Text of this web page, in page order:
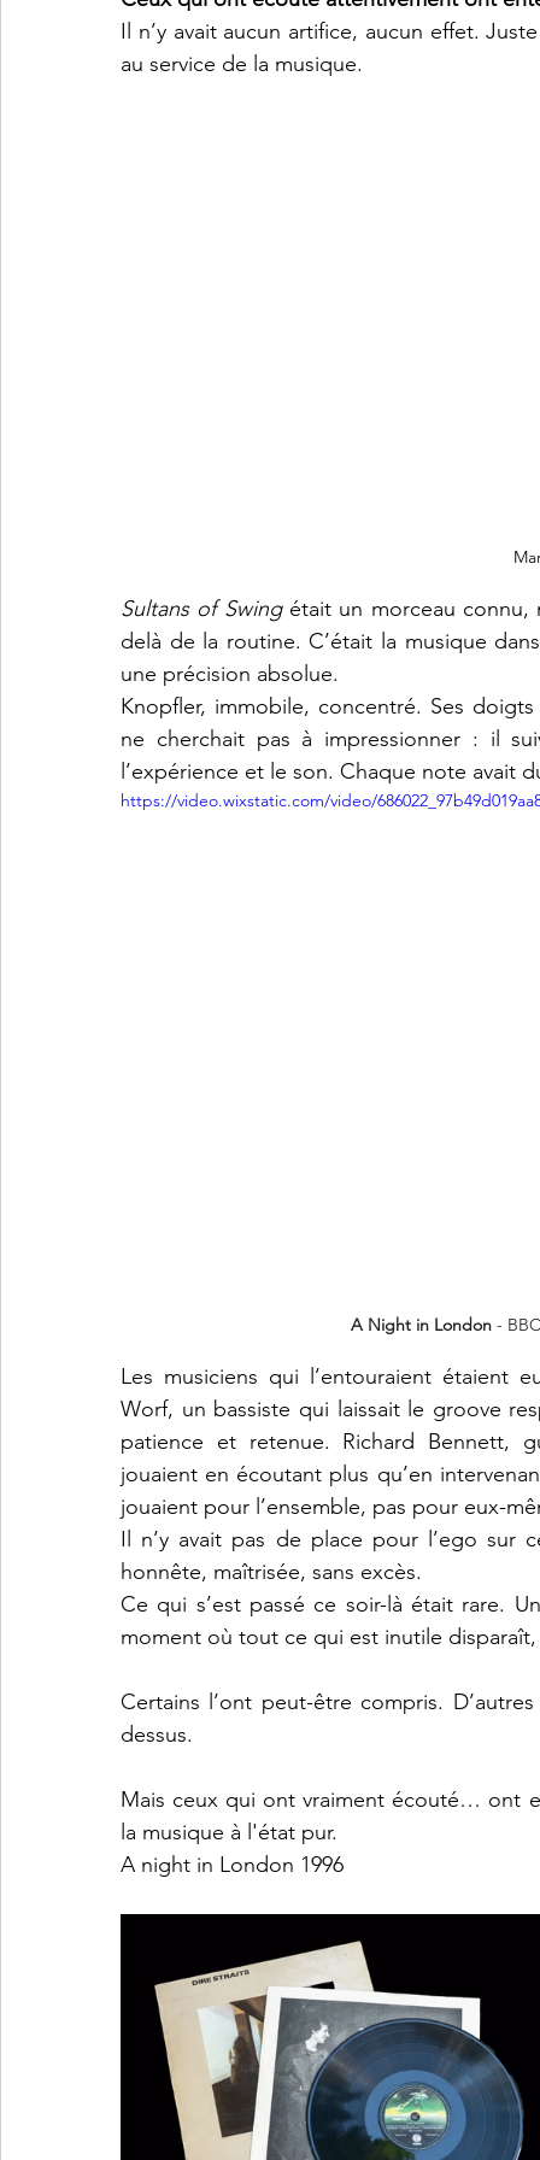
Il n’y avait aucun artifice, aucun effet.
au service de la musique.
Sultans of Swing était un morceau connu,
delà de la routine. C’était la musique
une précision absolue.
Knopfler, immobile, concentré. Ses
ne cherchait pas à impressionner : il
l’expérience et le son. Chaque note avait
https://video.wixstatic.com/video/
A Night in London -
Les musiciens qui l’entouraient étaient
Worf, un bassiste qui laissait le groove
patience et retenue. Richard Bennett,
jouaient en écoutant plus qu’en
jouaient pour l’ensemble, pas pour eux-
Il n’y avait pas de place pour l’ego sur
honnête, maîtrisée, sans excès.
Ce qui s’est passé ce soir-là était rare.
moment où tout ce qui est inutile
Certains l’ont peut-être compris.
dessus.
Mais ceux qui ont vraiment écouté… ont
la musique à l'état pur.
A night in London 1996